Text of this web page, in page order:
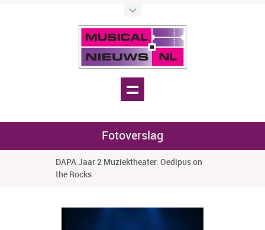
Fotoverslag
DAPA Jaar 2 Muziektheater: Oedipus on
the Rocks